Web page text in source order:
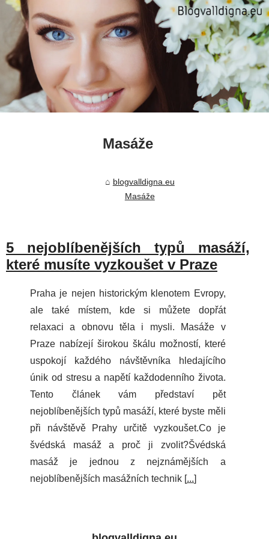
Masáže
blogvalldigna.eu
Masáže
5 nejoblíbenějších typů masáží,
které musíte vyzkoušet v Praze
Praha je nejen historickým klenotem Evropy,
ale také místem, kde si můžete dopřát
relaxaci a obnovu těla i mysli. Masáže v
Praze nabízejí širokou škálu možností, které
uspokojí každého návštěvníka hledajícího
únik od stresu a napětí každodenního života.
Tento článek vám představí pět
nejoblíbenějších typů masáží, které byste měli
při návštěvě Prahy určitě vyzkoušet.Co je
švédská masáž a proč ji zvolit?Švédská
masáž je jednou z nejznámějších a
nejoblíbenějších masážních technik [...]